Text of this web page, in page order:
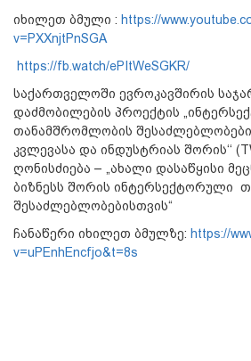
იხილეთ ბმული : https://
v=PXXnjtPnSGA
https://fb.watch/ePItWeSGKR/
საქართველოში ევროკავშირის
დაძმობილების პროექტის
თანამშრომლობის
კვლევასა და ინდუსტრიას შორის‘‘
ღონისძიება – „ახალი დასაწყისი
ბიზნესს შორის ინტერსექტორული
შესაძლებლობებისთვის“
ჩანაწერი იხილეთ ბმულზე: https://
v=uPEnhEncfjo&t=8s